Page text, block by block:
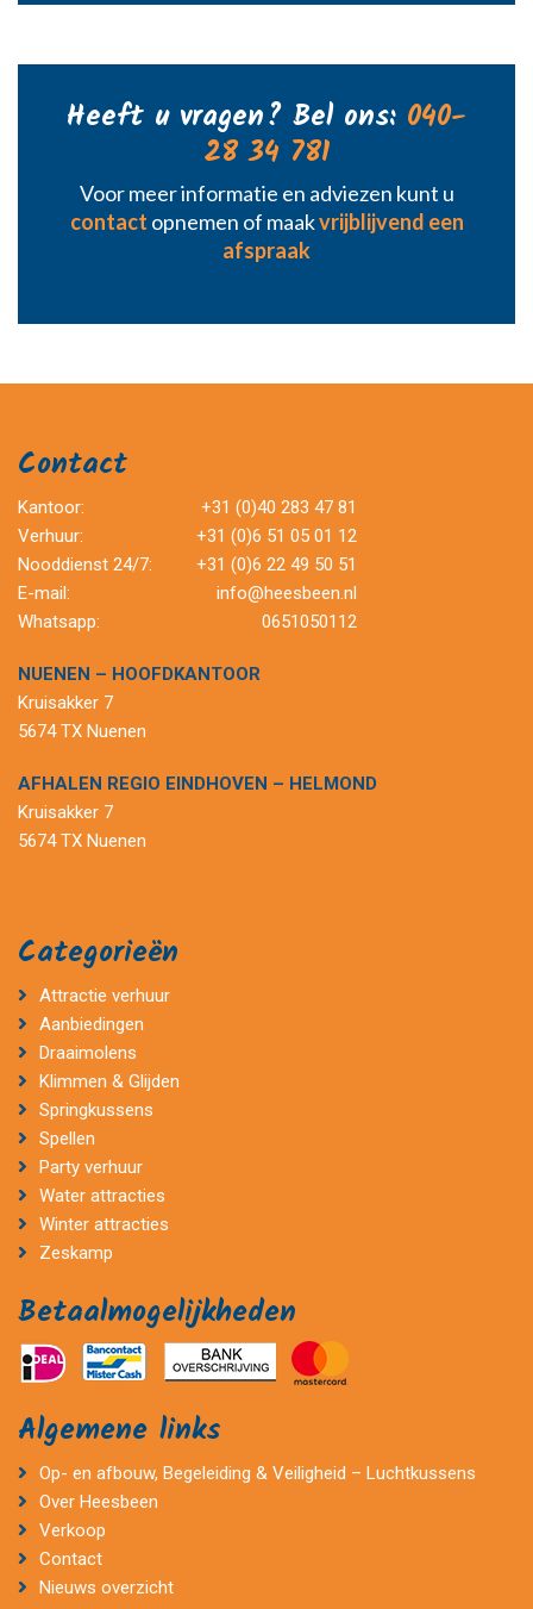
Heeft u vragen? Bel ons: 040-
28 34 781
Voor meer informatie en adviezen kunt u
contact opnemen of maakvrijblijvend een
afspraak
Contact
Kantoor:
+31 (0)40 283 47 81
Verhuur:
+31 (0)6 51 05 01 12
Nooddienst 24/7:
+31 (0)6 22 49 50 51
E-mail:
info@heesbeen.nl
Whatsapp:
0651050112
NUENEN – HOOFDKANTOOR
Kruisakker 7
5674 TX Nuenen
AFHALEN REGIO EINDHOVEN – HELMOND
Kruisakker 7
5674 TX Nuenen
Categorieën
Attractie verhuur
Aanbiedingen
Draaimolens
Klimmen & Glijden
Springkussens
Spellen
Party verhuur
Water attracties
Winter attracties
Zeskamp
Betaalmogelijkheden
Algemene links
Op- en afbouw, Begeleiding & Veiligheid – Luchtkussens
Over Heesbeen
Verkoop
Contact
Nieuws overzicht